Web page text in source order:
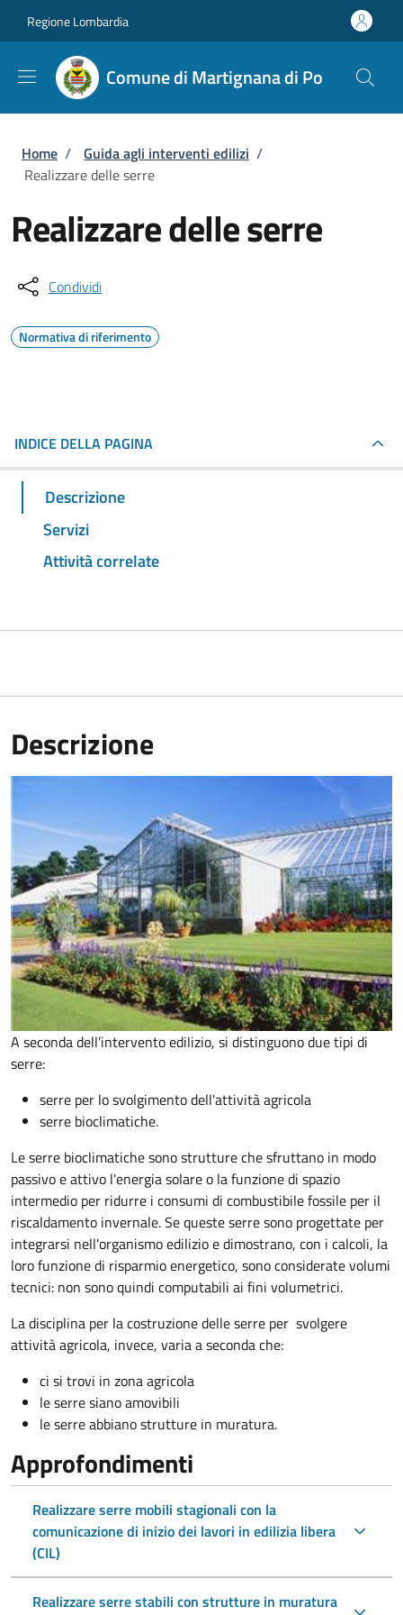
Regione Lombardia
Comune di Martignana di Po
Briciole di pane
Home / Guida agli interventi edilizi /
Realizzare delle serre
Realizzare delle serre
Condividi
Normativa di riferimento
INDICE DELLA PAGINA
Descrizione
Servizi
Attività correlate
Descrizione
A seconda dell’intervento edilizio, si distinguono due tipi di
serre:
serre per lo svolgimento dell'attività agricola
serre bioclimatiche.
Le serre bioclimatiche sono strutture che sfruttano in modo
passivo e attivo l'energia solare o la funzione di spazio
intermedio per ridurre i consumi di combustibile fossile per il
riscaldamento invernale. Se queste serre sono progettate per
integrarsi nell'organismo edilizio e dimostrano, con i calcoli, la
loro funzione di risparmio energetico, sono considerate volumi
tecnici: non sono quindi computabili ai fini volumetrici.
La disciplina per la costruzione delle serre per svolgere
attività agricola, invece, varia a seconda che:
ci si trovi in zona agricola
le serre siano amovibili
le serre abbiano strutture in muratura.
Approfondimenti
Realizzare serre mobili stagionali con la
comunicazione di inizio dei lavori in edilizia libera
(CIL)
Realizzare serre stabili con strutture in muratura